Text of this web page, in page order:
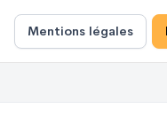
Mentions légales